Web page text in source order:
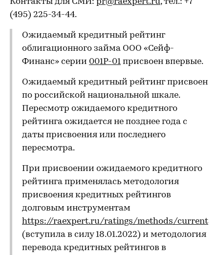
(495) 225-34-44.
Ожидаемый кредитный рейтинг
облигационного займа ООО «Сейф-
Финанс» серии 001Р-01 присвоен впервые.
Ожидаемый кредитный рейтинг присвоен
по российской национальной шкале.
Пересмотр ожидаемого кредитного
рейтинга ожидается не позднее года с
даты присвоения или последнего
пересмотра.
При присвоении ожидаемого кредитного
рейтинга применялась методология
присвоения кредитных рейтингов
долговым инструментам
https://raexpert.ru/ratings/methods/current
(вступила в силу 18.01.2022) и методология
перевода кредитных рейтингов в